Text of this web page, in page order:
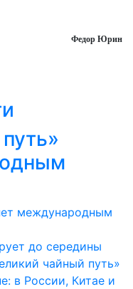
Федор Юрин
до середины
чайный путь»
в России, Китае и